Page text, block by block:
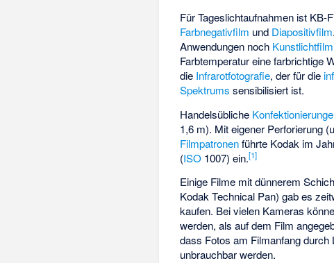
Für Tageslichtaufnahmen ist KB-
Farbnegativfilm und Diapositivfilm
Anwendungen noch Kunstlichtfilm
Farbtemperatur eine farbrichtige
die Infrarotfotografie, der für die
Spektrums sensibilisiert ist.
Handelsübliche
1,6 m). Mit eigener Perforierung
Filmpatronenführte Kodak im
(ISO 1007) ein.[1]
Einige Filme mit dünnerem
Kodak Technical Pan) gab es
kaufen. Bei vielen Kameras
werden, als auf dem Film
dass Fotos am Filmanfang
unbrauchbar werden.